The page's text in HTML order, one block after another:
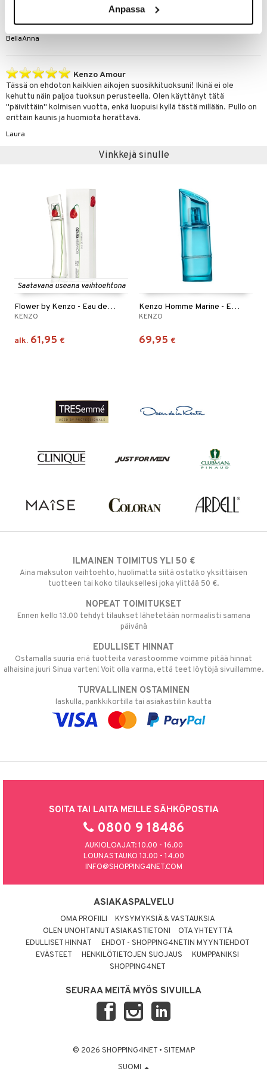
Anpassa
Minun ihollani liian voimakas ja tunkkainen. Kaunis pullo.
BellaAnna
Kenzo Amour
Tässä on ehdoton kaikkien aikojen suosikkituoksuni! Ikinä ei ole
kehuttu näin paljoa tuoksun perusteella. Olen käyttänyt tätä
"päivittäin" kolmisen vuotta, enkä luopuisi kyllä tästä millään. Pullo on
erittäin kaunis ja huomiota herättävä.
Laura
Vinkkejä sinulle
Saatavana useana vaihtoehtona
Flower by Kenzo - Eau de parfum (Edp) Spray
KENZO
alk. 61,95 €
Kenzo Homme Marine - Eau de Toilette (Edt) Spray
KENZO
69,95 €
ILMAINEN TOIMITUS YLI 50 €
Aina maksuton vaihtoehto, huolimatta siitä ostatko yksittäisen
tuotteen tai koko tilauksellesi joka ylittää 50 €.
NOPEAT TOIMITUKSET
Ennen kello 13.00 tehdyt tilaukset lähetetään normaalisti samana
päivänä
EDULLISET HINNAT
Ostamalla suuria eriä tuotteita varastoomme voimme pitää hinnat
alhaisina juuri Sinua varten! Voit olla varma, että teet löytöjä sivuillamme.
TURVALLINEN OSTAMINEN
laskulla, pankkikortilla tai asiakastilin kautta
SOITA TAI LAITA MEILLE SÄHKÖPOSTIA
0800 9 18486
AUKIOLOAJAT: 10.00 - 16.00
LOUNASTAUKO 13.00 - 14.00
INFO@SHOPPING4NET.COM
ASIAKASPALVELU
OMA PROFIILI
KYSYMYKSIÄ & VASTAUKSIA
OLEN UNOHTANUT ASIAKASTIETONI
OTA YHTEYTTÄ
EDULLISET HINNAT
EHDOT - SHOPPING4NETIN MYYNTIEHDOT
EVÄSTEET
HENKILÖTIETOJEN SUOJAUS
KUMPPANIKSI
SHOPPING4NET
SEURAA MEITÄ MYÖS SIVUILLA
© 2026 SHOPPING4NET • SITEMAP
SUOMI